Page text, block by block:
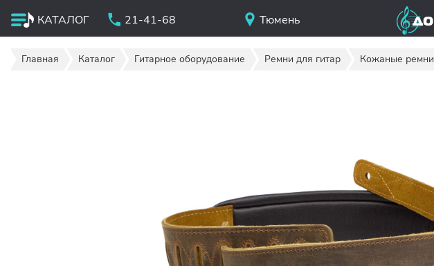
КАТАЛОГ 21-41-68 Тюмень
Главная Каталог Гитарное оборудование Ремни для гитар Кожаные ремни